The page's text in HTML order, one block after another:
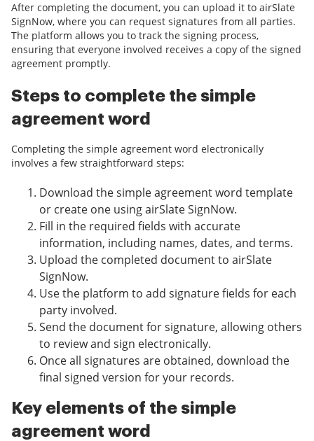
After completing the document, you can upload it to airSlate
SignNow, where you can request signatures from all parties.
The platform allows you to track the signing process,
ensuring that everyone involved receives a copy of the signed
agreement promptly.
Steps to complete the simple
agreement word
Completing the simple agreement word electronically
involves a few straightforward steps:
Download the simple agreement word template
or create one using airSlate SignNow.
Fill in the required fields with accurate
information, including names, dates, and terms.
Upload the completed document to airSlate
SignNow.
Use the platform to add signature fields for each
party involved.
Send the document for signature, allowing others
to review and sign electronically.
Once all signatures are obtained, download the
final signed version for your records.
Key elements of the simple
agreement word